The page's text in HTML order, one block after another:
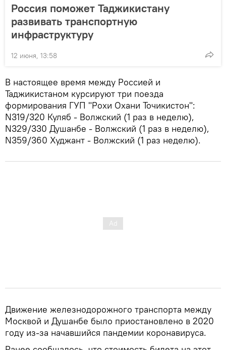
Россия поможет Таджикистану
развивать транспортную
инфраструктуру
12 июня, 13:58
В настоящее время между Россией и
Таджикистаном курсируют три поезда
формирования ГУП "Рохи Охани Точикистон":
N319/320 Куляб - Волжский (1 раз в неделю),
N329/330 Душанбе - Волжский (1 раз в неделю),
N359/360 Худжант - Волжский (1 раз неделю).
Движение железнодорожного транспорта между
Москвой и Душанбе было приостановлено в 2020
году из-за начавшийся пандемии коронавируса.